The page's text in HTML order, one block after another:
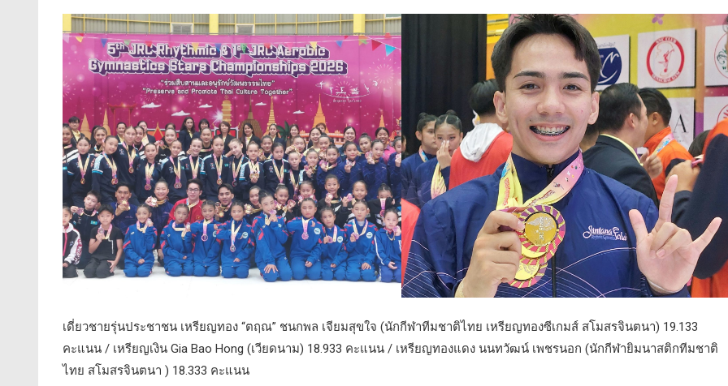
เดี่ยวชายรุ่นประชาชน เหรียญทอง “ตฤณ” ชนกพล เจียมสุขใจ (นักกีฬาทีมชาติไทย เหรียญทองซีเกมส์ สโมสรจินตนา) 19.133
คะแนน / เหรียญเงิน Gia Bao Hong (เวียดนาม) 18.933 คะแนน / เหรียญทองแดง นนทวัฒน์ เพชรนอก (นักกีฬายิมนาสติกทีมชาติ
ไทย สโมสรจินตนา ) 18.333 คะแนน